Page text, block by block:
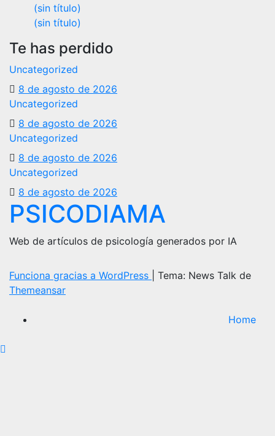
(sin título)
(sin título)
Te has perdido
Uncategorized
8 de agosto de 2026
Uncategorized
8 de agosto de 2026
Uncategorized
8 de agosto de 2026
Uncategorized
8 de agosto de 2026
PSICODIAMA
Web de artículos de psicología generados por IA
Funciona gracias a WordPress
Tema: News Talk de
Themeansar
Home